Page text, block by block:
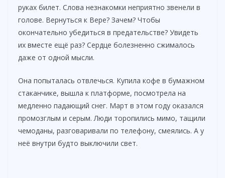
руках билет. Слова незнакомки неприятно звенели в
голове. Вернуться к Вере? Зачем? Чтобы
окончательно убедиться в предательстве? Увидеть
их вместе ещё раз? Сердце болезненно сжималось
даже от одной мысли.
Она попыталась отвлечься. Купила кофе в бумажном
стаканчике, вышла к платформе, посмотрела на
медленно падающий снег. Март в этом году оказался
промозглым и серым. Люди торопились мимо, тащили
чемоданы, разговаривали по телефону, смеялись. А у
неё внутри будто выключили свет.